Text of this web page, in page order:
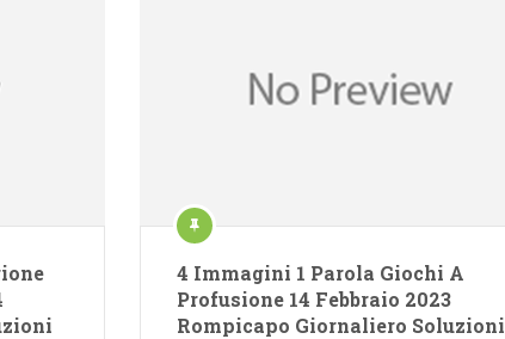
4 Immagini 1 Parola Giochi A
Profusione 14 Febbraio 2023
Rompicapo Giornaliero Soluzioni